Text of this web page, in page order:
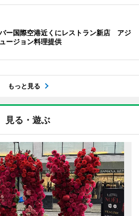
ー国際空港近くにレストラン新店 アジ
ージョン料理提供
もっと見る
見る・遊ぶ